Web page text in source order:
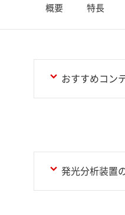
概要 特長
おすすめコン
発光分析装置